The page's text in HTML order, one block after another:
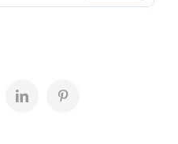
LinkedInPinterest